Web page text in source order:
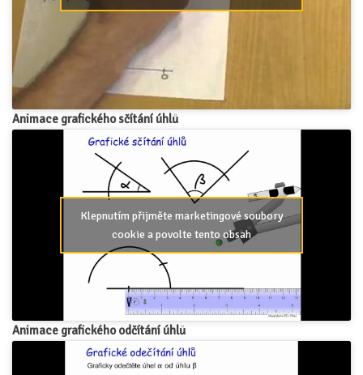
Animace grafického sčítání úhlů
Klepnutím přijměte marketingové soubory
cookie a povolte tento obsah
Animace grafického odčítání úhlů